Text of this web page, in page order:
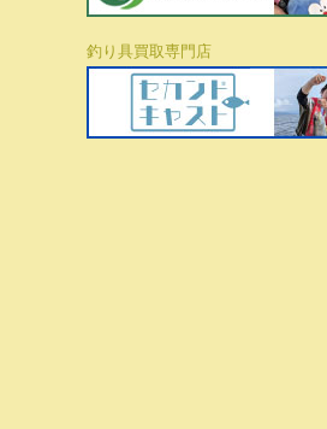
釣り具買取専門店